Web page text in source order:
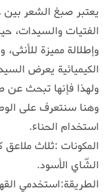
يعتبر صبغ الشعر
الفتيات والسيدات،
وإطلالة مميزة
الكيميائية يعرض
ولهذا فإنها تبحث عن
وهنا سنتعرف على
استخدام الحناء.
المكونات :ثلاث
الشّاي الأسود.
الطريقة:استخدمي